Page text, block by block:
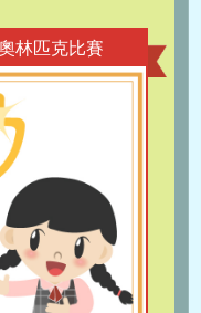
林匹克比賽